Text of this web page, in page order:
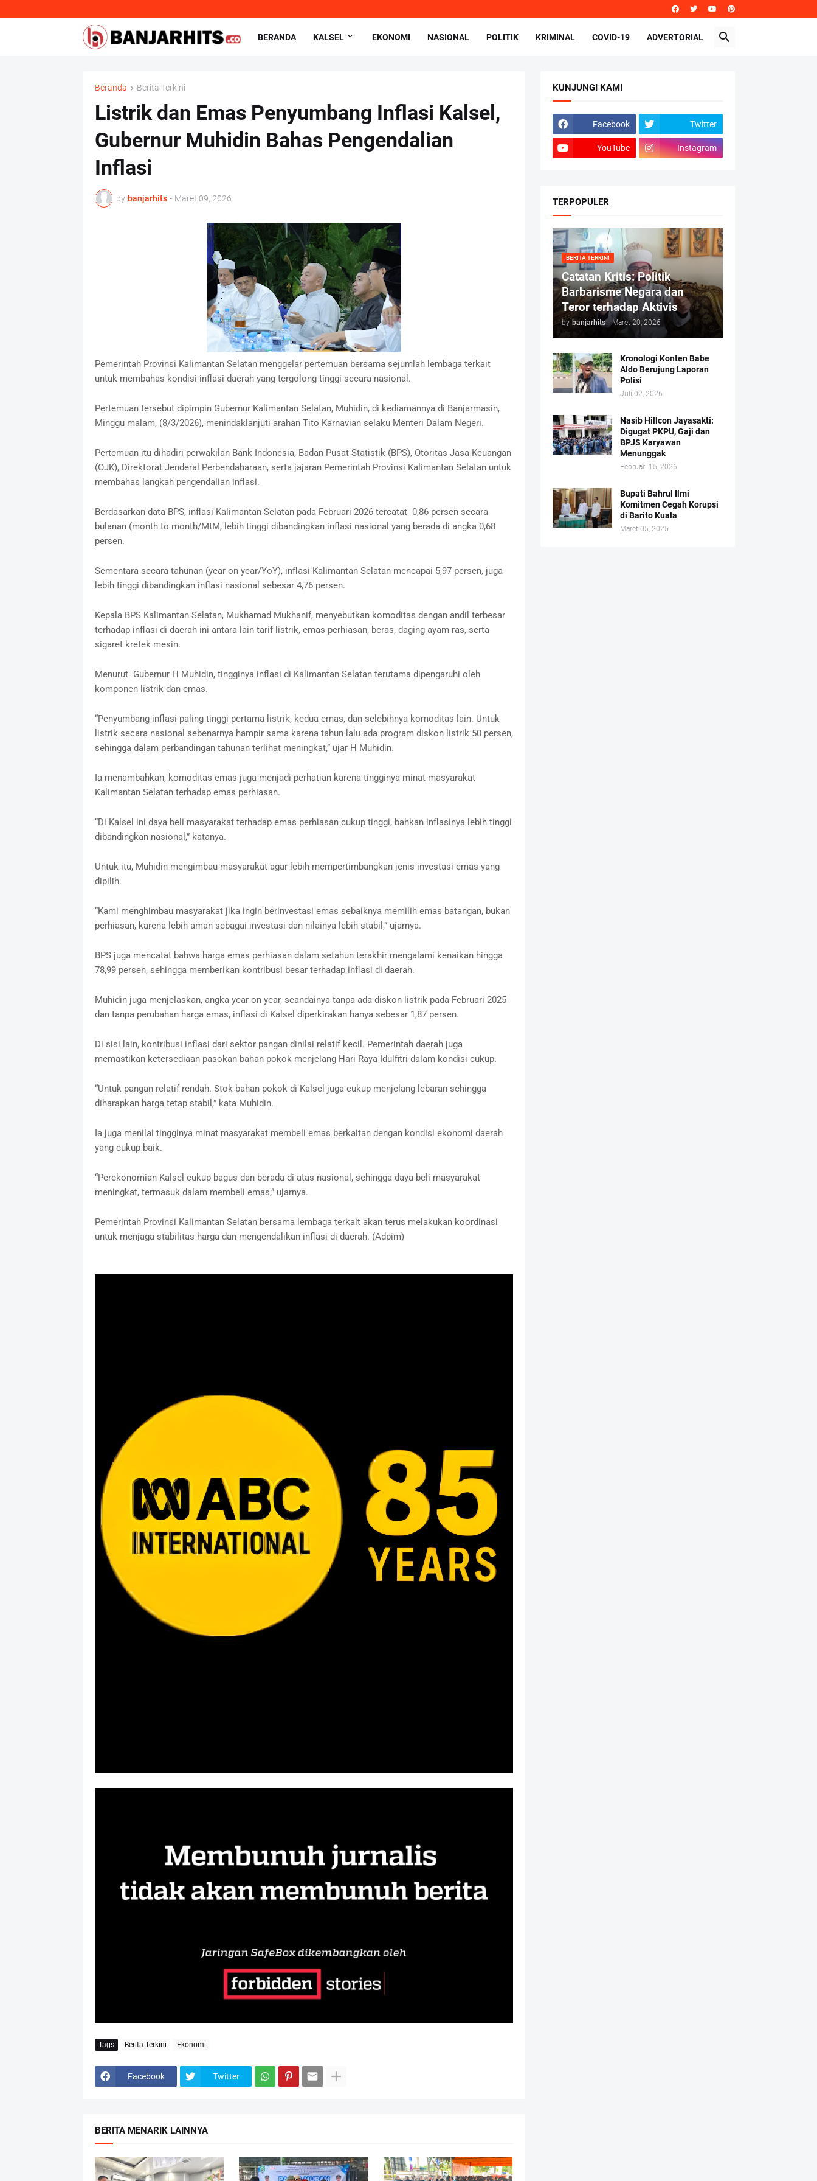
BERANDA KALSEL EKONOMI NASIONAL POLITIK KRIMINAL COVID-19 ADVERTORIAL
Beranda Berita Terkini
Listrik dan Emas Penyumbang Inflasi Kalsel,
Gubernur Muhidin Bahas Pengendalian
Inflasi
by banjarhits - Maret 09, 2026
Pemerintah Provinsi Kalimantan Selatan menggelar pertemuan bersama sejumlah lembaga terkait
untuk membahas kondisi inflasi daerah yang tergolong tinggi secara nasional.
Pertemuan tersebut dipimpin Gubernur Kalimantan Selatan, Muhidin, di kediamannya di Banjarmasin,
Minggu malam, (8/3/2026), menindaklanjuti arahan Tito Karnavian selaku Menteri Dalam Negeri.
Pertemuan itu dihadiri perwakilan Bank Indonesia, Badan Pusat Statistik (BPS), Otoritas Jasa Keuangan
(OJK), Direktorat Jenderal Perbendaharaan, serta jajaran Pemerintah Provinsi Kalimantan Selatan untuk
membahas langkah pengendalian inflasi.
Berdasarkan data BPS, inflasi Kalimantan Selatan pada Februari 2026 tercatat 0,86 persen secara
bulanan (month to month/MtM, lebih tinggi dibandingkan inflasi nasional yang berada di angka 0,68
persen.
Sementara secara tahunan (year on year/YoY), inflasi Kalimantan Selatan mencapai 5,97 persen, juga
lebih tinggi dibandingkan inflasi nasional sebesar 4,76 persen.
Kepala BPS Kalimantan Selatan, Mukhamad Mukhanif, menyebutkan komoditas dengan andil terbesar
terhadap inflasi di daerah ini antara lain tarif listrik, emas perhiasan, beras, daging ayam ras, serta
sigaret kretek mesin.
Menurut Gubernur H Muhidin, tingginya inflasi di Kalimantan Selatan terutama dipengaruhi oleh
komponen listrik dan emas.
“Penyumbang inflasi paling tinggi pertama listrik, kedua emas, dan selebihnya komoditas lain. Untuk
listrik secara nasional sebenarnya hampir sama karena tahun lalu ada program diskon listrik 50 persen,
sehingga dalam perbandingan tahunan terlihat meningkat,” ujar H Muhidin.
Ia menambahkan, komoditas emas juga menjadi perhatian karena tingginya minat masyarakat
Kalimantan Selatan terhadap emas perhiasan.
“Di Kalsel ini daya beli masyarakat terhadap emas perhiasan cukup tinggi, bahkan inflasinya lebih tinggi
dibandingkan nasional,” katanya.
Untuk itu, Muhidin mengimbau masyarakat agar lebih mempertimbangkan jenis investasi emas yang
dipilih.
“Kami menghimbau masyarakat jika ingin berinvestasi emas sebaiknya memilih emas batangan, bukan
perhiasan, karena lebih aman sebagai investasi dan nilainya lebih stabil,” ujarnya.
BPS juga mencatat bahwa harga emas perhiasan dalam setahun terakhir mengalami kenaikan hingga
78,99 persen, sehingga memberikan kontribusi besar terhadap inflasi di daerah.
Muhidin juga menjelaskan, angka year on year, seandainya tanpa ada diskon listrik pada Februari 2025
dan tanpa perubahan harga emas, inflasi di Kalsel diperkirakan hanya sebesar 1,87 persen.
Di sisi lain, kontribusi inflasi dari sektor pangan dinilai relatif kecil. Pemerintah daerah juga
memastikan ketersediaan pasokan bahan pokok menjelang Hari Raya Idulfitri dalam kondisi cukup.
“Untuk pangan relatif rendah. Stok bahan pokok di Kalsel juga cukup menjelang lebaran sehingga
diharapkan harga tetap stabil,” kata Muhidin.
Ia juga menilai tingginya minat masyarakat membeli emas berkaitan dengan kondisi ekonomi daerah
yang cukup baik.
“Perekonomian Kalsel cukup bagus dan berada di atas nasional, sehingga daya beli masyarakat
meningkat, termasuk dalam membeli emas,” ujarnya.
Pemerintah Provinsi Kalimantan Selatan bersama lembaga terkait akan terus melakukan koordinasi
untuk menjaga stabilitas harga dan mengendalikan inflasi di daerah. (Adpim)
Tags Berita Terkini Ekonomi
Facebook Twitter
BERITA MENARIK LAINNYA
KUNJUNGI KAMI
Facebook Twitter
YouTube Instagram
TERPOPULER
BERITA TERKINI
Catatan Kritis: Politik
Barbarisme Negara dan
Teror terhadap Aktivis
by banjarhits - Maret 20, 2026
Kronologi Konten Babe
Aldo Berujung Laporan
Polisi
Juli 02, 2026
Nasib Hillcon Jayasakti:
Digugat PKPU, Gaji dan
BPJS Karyawan
Menunggak
Februari 15, 2026
Bupati Bahrul Ilmi
Komitmen Cegah Korupsi
di Barito Kuala
Maret 05, 2025